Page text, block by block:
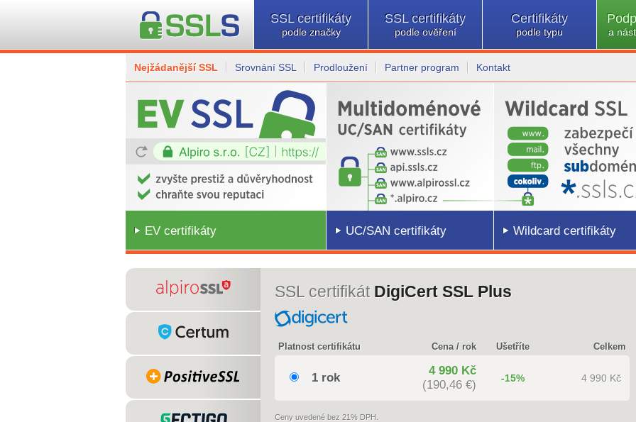
SSL certifikáty
podle značky
SSL certifikáty
podle ověření
Certifikáty
podle typu a
Nejžádanější SSL Srovnání SSL Prodloužení Partner program Kontakt
EV certifikáty UC/SAN certifikáty Wildcard certifikáty
SSL certifikát DigiCert SSL Plus
Platnost certifikátu Cena / rok Ušetříte Celkem
1 rok
4 990 Kč
(190,46 €)
-15% 4 990 Kč
Ceny uvedené bez 21% DPH.